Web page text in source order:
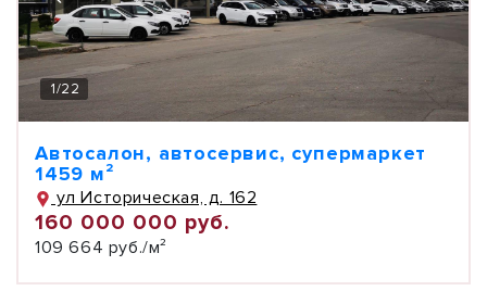
1/22
Автосалон, автосервис, супермаркет
1459 м²
ул Историческая, д. 162
160 000 000 руб.
109 664 руб./м²